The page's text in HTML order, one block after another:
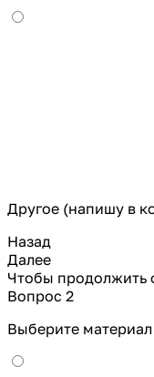
Другое (напишу в
Назад
Далее
Чтобы продолжить
Вопрос 2
Выберите